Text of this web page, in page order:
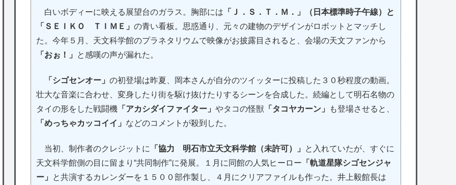
白いボディーに映える展望台のガラス。胸部には 「Ｊ．Ｓ．Ｔ．Ｍ．」（日本標準時子午線）と
「ＳＥＩＫＯ ＴＩＭＥ」 の青い看板。思惑通り、元々の建物のデザインがロボットとマッチし
た。今年５月、天文科学館のプラネタリウムで映像がお披露目されると、会場の天文ファンから
「おぉ！」
と感嘆の声が漏れた。
「シゴセンオー」 の初登場は昨夏、岡本さんが自分のツイッターに投稿した３０秒程度の動画。
壮大な音楽に合わせ、変身したり街を駆け抜けたりするシーンを合成した。続編として明石名物の
タイの形をした戦闘機 「アカシダイファイター」 やタコの怪獣 「タコヤカーン」
も登場させると、
「めっちゃカッコイイ」 などのコメントが殺到した。
当初、制作者のクレジットに 「協力 明石市立天文科学館（未許可）」
と入れていたが、すぐに
天文科学館側の目に留まり“共同制作”に発展。１月に同館の人気ヒーロー 「軌道星隊シゴセンジャ
ー」
と共演するカレンダーを１５００部作製し、４月にクリアファイルも作った。井上毅館長は